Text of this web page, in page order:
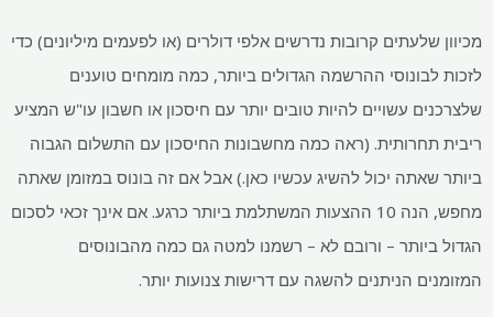
מכיוון שלעתים קרובות נדרשים אלפי דולרים (או לפעמים מיליונים) כדי
לזכות לבונוסי ההרשמה הגדולים ביותר, כמה מומחים טוענים
שלצרכנים עשויים להיות טובים יותר עם חיסכון או חשבון עו"ש המציע
ריבית תחרותית. (ראה כמה מחשבונות החיסכון עם התשלום הגבוה
ביותר שאתה יכול להשיג עכשיו כאן.) אבל אם זה בונוס במזומן שאתה
מחפש, הנה 10 ההצעות המשתלמת ביותר כרגע. אם אינך זכאי לסכום
הגדול ביותר – ורובם לא – רשמנו למטה גם כמה מהבונוסים
המזומנים הניתנים להשגה עם דרישות צנועות יותר.